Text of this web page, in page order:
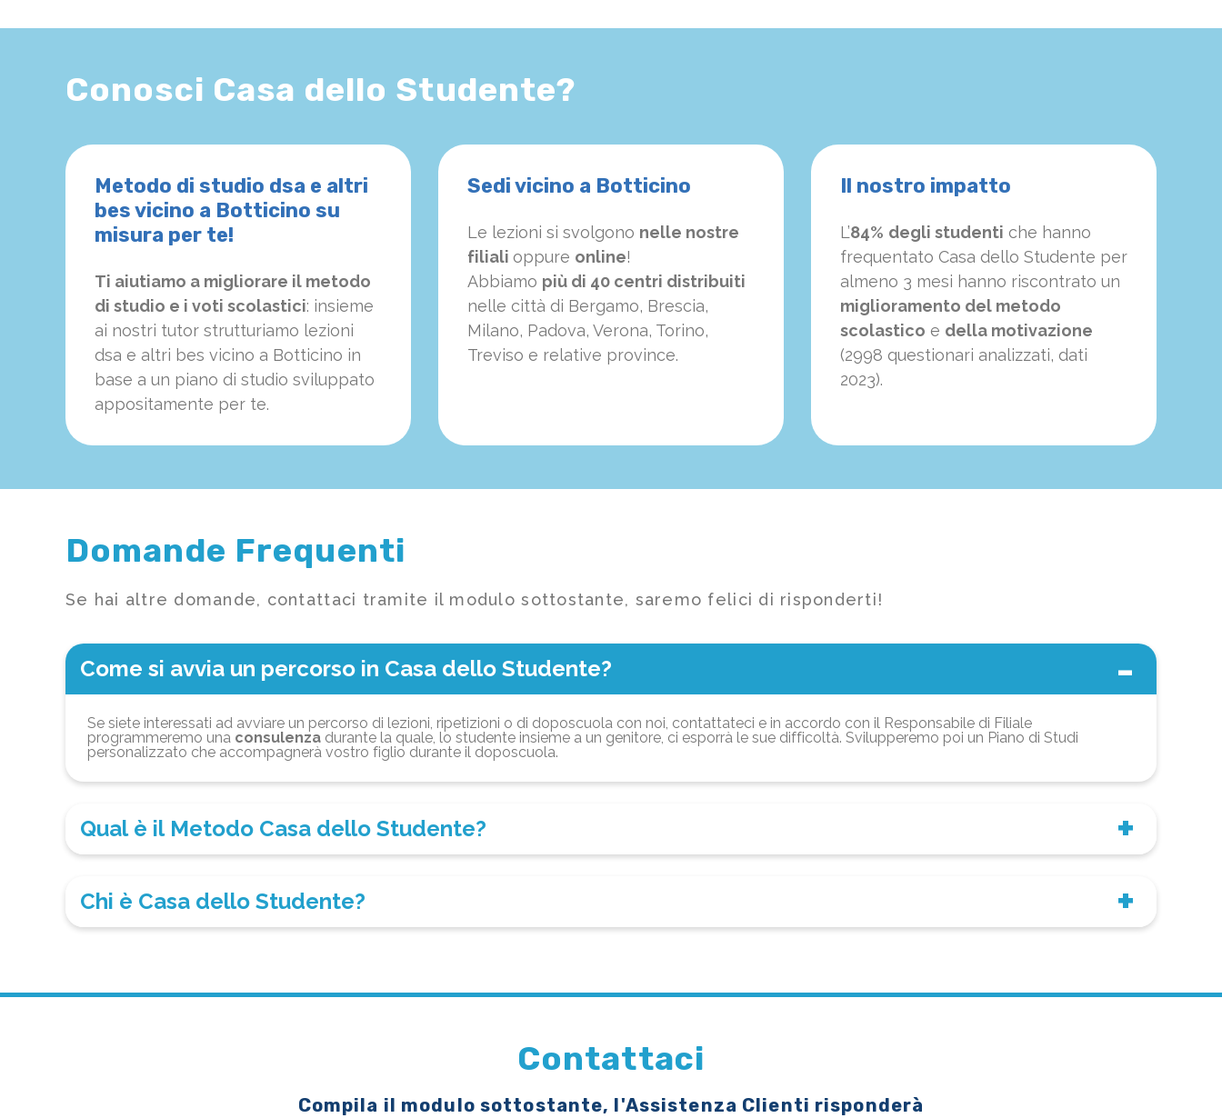
Conosci Casa dello Studente?
Metodo di studio dsa e altri
bes vicino a Botticino su
misura per te!
Ti aiutiamo a migliorare il metodo
di studio e i voti scolastici: insieme
ai nostri tutor strutturiamo lezioni
dsa e altri bes vicino a Botticino in
base a un piano di studio sviluppato
appositamente per te.
Sedi vicino a Botticino
Le lezioni si svolgono nelle nostre
filiali oppure online!
Abbiamo più di 40 centri distribuiti
nelle città di Bergamo, Brescia,
Milano, Padova, Verona, Torino,
Treviso e relative province.
Il nostro impatto
L’84% degli studenti che hanno
frequentato Casa dello Studente per
almeno 3 mesi hanno riscontrato un
miglioramento del metodo
scolastico e della motivazione
(2998 questionari analizzati, dati
2023).
Domande Frequenti
Se hai altre domande, contattaci tramite il modulo sottostante, saremo felici di risponderti!
Come si avvia un percorso in Casa dello Studente?
Se siete interessati ad avviare un percorso di lezioni, ripetizioni o di doposcuola con noi, contattateci e in accordo con il Responsabile di Filiale
programmeremo una consulenza durante la quale, lo studente insieme a un genitore, ci esporrà le sue difficoltà. Svilupperemo poi un Piano di Studi
personalizzato che accompagnerà vostro figlio durante il doposcuola.
Qual è il Metodo Casa dello Studente?
Chi è Casa dello Studente?
Contattaci
Compila il modulo sottostante, l'Assistenza Clienti risponderà